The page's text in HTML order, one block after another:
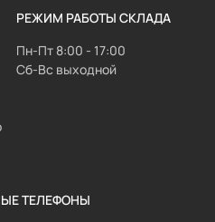
РЕЖИМ РАБОТЫ СКЛАДА
Пн-Пт 8:00 - 17:00
Сб-Вс выходной
ТЕЛЕФОНЫ